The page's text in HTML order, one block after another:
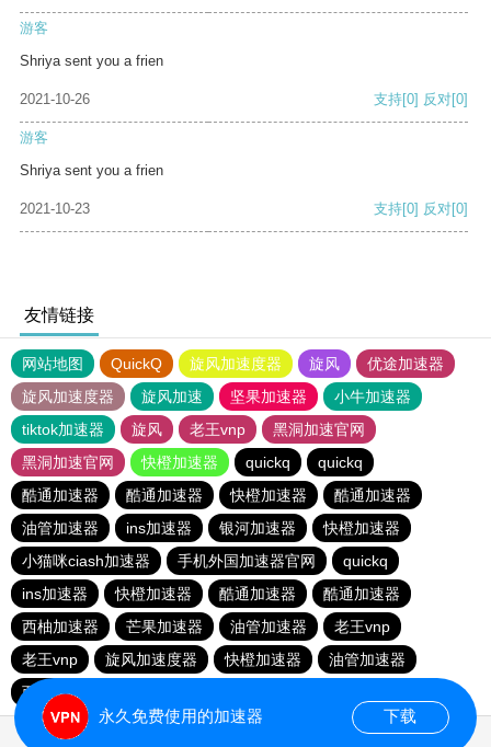
游客
Shriya sent you a frien
2021-10-26 支持[0] 反对[0]
游客
Shriya sent you a frien
2021-10-23 支持[0] 反对[0]
友情链接
网站地图 QuickQ 旋风加速度器 旋风
优途加速器
旋风加速度器
旋风加速 坚果加速器
小牛加速器
tiktok加速器
旋风 老王vnp
黑洞加速官网
黑洞加速官网
快橙加速器 quickq
quickq
酷通加速器
酷通加速器 快橙加速器
酷通加速器
油管加速器
ins加速器 银河加速器
快橙加速器
小猫咪ciash加速器
手机外国加速器官网
quickq
ins加速器
快橙加速器 酷通加速器
酷通加速器
西柚加速器
芒果加速器 油管加速器
老王vnp
老王vnp
旋风加速度器 快橙加速器
油管加速器
西柚加速器
永久免费使用的加速器 下载